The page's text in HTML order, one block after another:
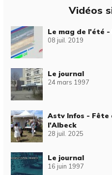
Vidéos
Le mag de l'été -
08 juil. 2019
Le journal
24 mars 1997
Astv Infos -
l'Albeck
28 juil. 2025
Le journal
16 juin 1997